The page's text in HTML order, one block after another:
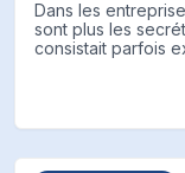
Dans les
sont plus les
consistait parfois